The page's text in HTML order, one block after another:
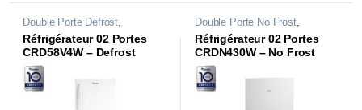
Double Porte Defrost
Réfrigérateurs
Réfrigérateur 02 Portes
CRD58V4W – Defrost
Double Porte No Frost,
Réfrigérateurs
Réfrigérateur 02 Portes
CRDN430W – No Frost